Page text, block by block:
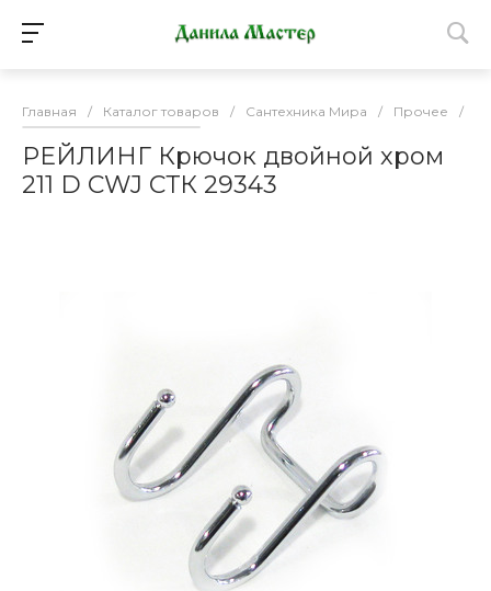
Главная / Каталог товаров / Сантехника Мира / Прочее /
РЕЙЛИНГ Крючок двойной хром
211 D CWJ СТК 29343